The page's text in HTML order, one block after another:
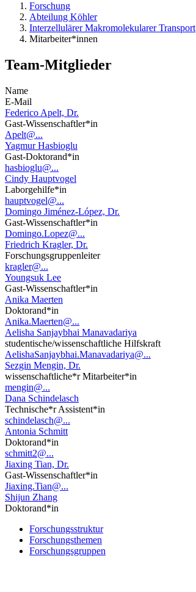
Forschung
Abteilung Köhler
Interzellulärer Makromolekularer Transport
Mitarbeiter*innen
Team-Mitglieder
Name
E-Mail
Federico Apelt, Dr.
Gast-Wissenschaftler*in
Apelt@...
Yagmur Hasbioglu
Gast-Doktorand*in
hasbioglu@...
Cindy Hauptvogel
Laborgehilfe*in
hauptvogel@...
Domingo Jiménez-López, Dr.
Gast-Wissenschaftler*in
Domingo.Lopez@...
Friedrich Kragler, Dr.
Forschungsgruppenleiter
kragler@...
Youngsuk Lee
Gast-Wissenschaftler*in
Anika Maerten
Doktorand*in
Anika.Maerten@...
Aelisha Sanjaybhai Manavadariya
studentische/wissenschaftliche Hilfskraft
AelishaSanjaybhai.Manavadariya@...
Sezgin Mengin, Dr.
wissenschaftliche*r Mitarbeiter*in
mengin@...
Dana Schindelasch
Technische*r Assistent*in
schindelasch@...
Antonia Schmitt
Doktorand*in
schmitt2@...
Jiaxing Tian, Dr.
Gast-Wissenschaftler*in
Jiaxing.Tian@...
Shijun Zhang
Doktorand*in
Forschungsstruktur
Forschungsthemen
Forschungsgruppen